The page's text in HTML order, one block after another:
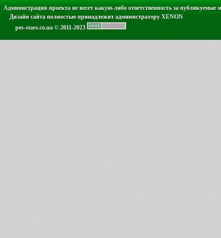
Администрация проекта не несет какую-либо ответственность за публикуемые
Дизайн сайта полностью принадлежит администратору XENON
pes-stars.co.ua © 2011-2023